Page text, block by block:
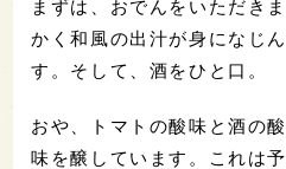
まずは、おでんをいただき
かく和風の出汁が身になじ
す。そして、酒をひと口。
おや、トマトの酸味と酒の
味を醸しています。これは